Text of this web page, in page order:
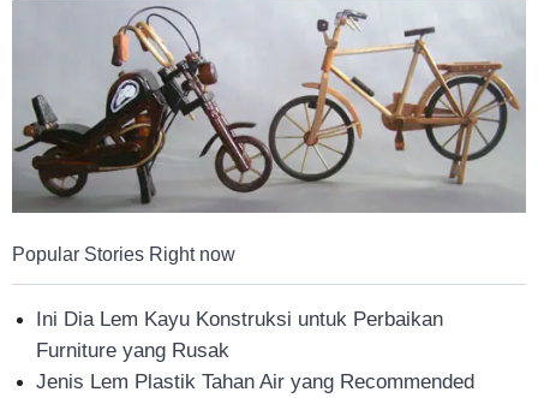
Popular Stories Right now
Ini Dia Lem Kayu Konstruksi untuk Perbaikan
Furniture yang Rusak
Jenis Lem Plastik Tahan Air yang Recommended